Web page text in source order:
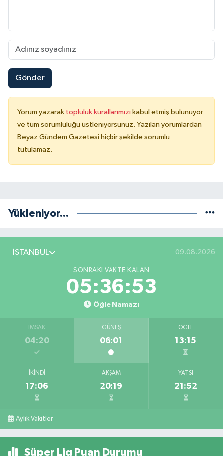
Gönder
Yorum yazarak topluluk kurallarımızı kabul etmiş bulunuyor
ve tüm sorumluluğu üstleniyorsunuz. Yazılan yorumlardan
Beyaz Gündem Gazetesi hiçbir şekilde sorumlu
tutulamaz.
Yükleniyor...
İSTANBUL 09.08.2026
SONRAKI VAKTE KALAN
05:36:53
Öğle Namazı
İMSAK
04:20
GÜNEŞ
06:01
ÖĞLE
13:15
İKINDI
17:06
AKŞAM
20:19
YATSI
21:52
Aylık Vakitler
Süper Lig Puan Durumu